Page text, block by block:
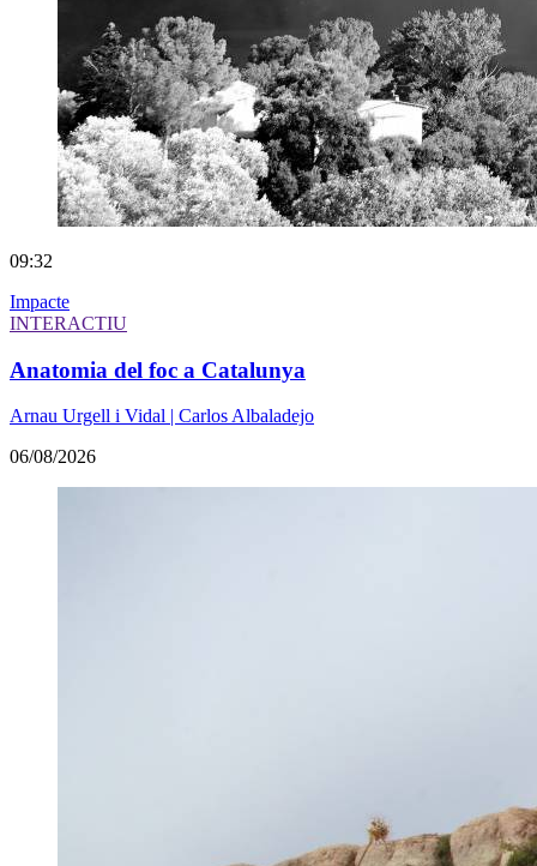
09:32
Impacte
INTERACTIU
Anatomia del foc a Catalunya
Arnau Urgell i Vidal | Carlos Albaladejo
06/08/2026